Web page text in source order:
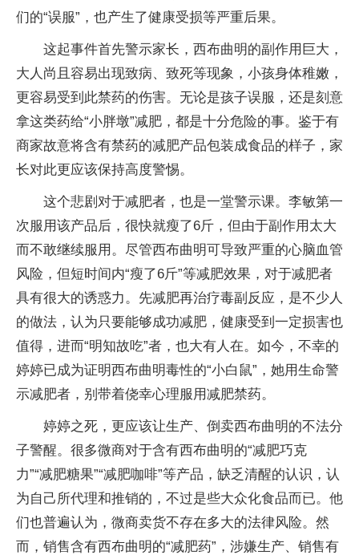
们的“误服”，也产生了健康受损等严重后果。
这起事件首先警示家长，西布曲明的副作用巨大，
大人尚且容易出现致病、致死等现象，小孩身体稚嫩，
更容易受到此禁药的伤害。无论是孩子误服，还是刻意
拿这类药给“小胖墩”减肥，都是十分危险的事。鉴于有
商家故意将含有禁药的减肥产品包装成食品的样子，家
长对此更应该保持高度警惕。
这个悲剧对于减肥者，也是一堂警示课。李敏第一
次服用该产品后，很快就瘦了6斤，但由于副作用太大
而不敢继续服用。尽管西布曲明可导致严重的心脑血管
风险，但短时间内“瘦了6斤”等减肥效果，对于减肥者
具有很大的诱惑力。先减肥再治疗毒副反应，是不少人
的做法，认为只要能够成功减肥，健康受到一定损害也
值得，进而“明知故吃”者，也大有人在。如今，不幸的
婷婷已成为证明西布曲明毒性的“小白鼠”，她用生命警
示减肥者，别带着侥幸心理服用减肥禁药。
婷婷之死，更应该让生产、倒卖西布曲明的不法分
子警醒。很多微商对于含有西布曲明的“减肥巧克
力”“减肥糖果”“减肥咖啡”等产品，缺乏清醒的认识，认
为自己所代理和推销的，不过是些大众化食品而已。他
们也普遍认为，微商卖货不存在多大的法律风险。然
而，销售含有西布曲明的“减肥药”，涉嫌生产、销售有